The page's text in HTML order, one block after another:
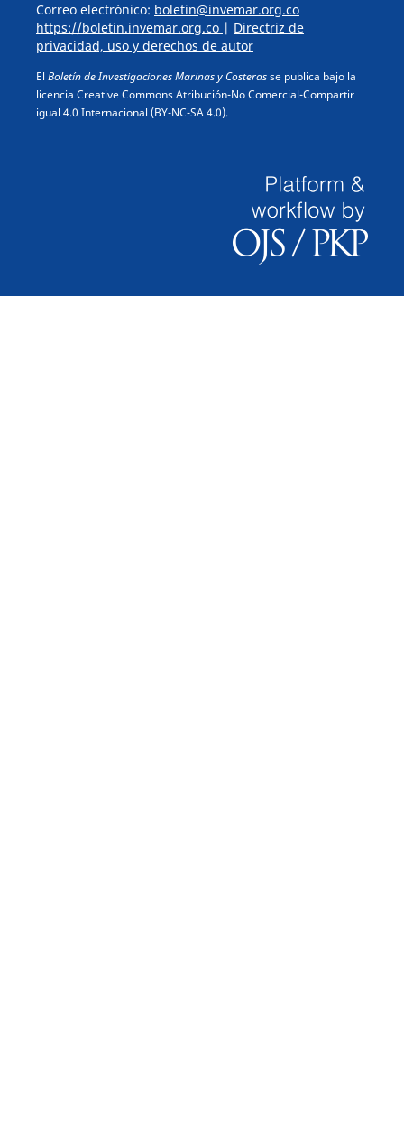
Correo electrónico: boletin@invemar.org.co
https://boletin.invemar.org.co | Directriz de
privacidad, uso y derechos de autor
El Boletín de Investigaciones Marinas y Costerasse publica bajo la
licencia Creative Commons Atribución-No Comercial-Compartir
igual 4.0 Internacional (BY-NC-SA 4.0).